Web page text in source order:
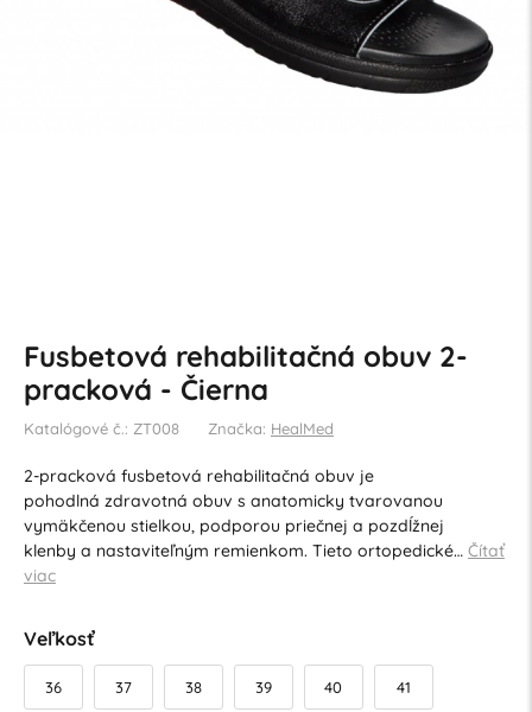
Fusbetová rehabilitačná obuv 2-
pracková - Čierna
Katalógové č.: ZT008 Značka: HealMed
2-pracková fusbetová rehabilitačná obuv je
pohodlná zdravotná obuv s anatomicky tvarovanou
vymäkčenou stielkou, podporou priečnej a pozdĺžnej
klenby a nastaviteľným remienkom. Tieto ortopedické… Čítať
viac
Veľkosť
36 37 38 39 40 41